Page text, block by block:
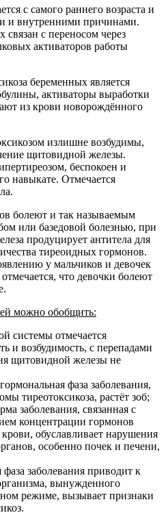
с самого раннего возраста и
и внутренними причинами.
с переносом через
активаторов работы
беременных является
активаторы выработки
из крови новорождённого
излишне возбудимы,
щитовидной железы.
беспокоен и
навыкате. Отмечается
болеют и так называемым
или базедовой болезнью, при
продуцирует антитела для
тиреоидных гормонов.
у мальчиков и девочек
что девочки болеют
можно обобщить:
системы отмечается
и возбудимость, с перепадами
щитовидной железы не
фаза заболевания,
тиреотоксикоза, растёт зоб;
заболевания, связанная с
концентрации гормонов
обуславливает нарушения
особенно почек и печени,
фаза заболевания приводит к
вынужденного
режиме, вызывает признаки